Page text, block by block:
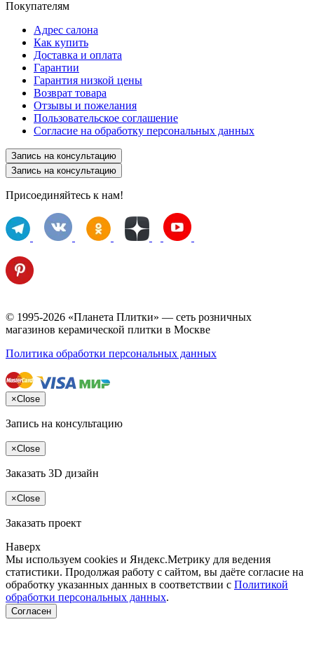
Покупателям
Адрес салона
Как купить
Доставка и оплата
Гарантии
Гарантия низкой цены
Возврат товара
Отзывы и пожелания
Пользовательское соглашение
Согласие на обработку персональных данных
Запись на консультацию
Запись на консультацию
Присоединяйтесь к нам!
© 1995-2026 «Планета Плитки» — сеть розничных
магазинов керамической плитки в Москве
Политика обработки персональных данных
×Close
Запись на консультацию
×Close
Заказать 3D дизайн
×Close
Заказать проект
Наверх
Мы используем cookies и Яндекс.Метрику для ведения
статистики. Продолжая работу с сайтом, вы даёте согласие на
обработку указанных данных в соответствии с Политикой
обработки персональных данных.
Согласен